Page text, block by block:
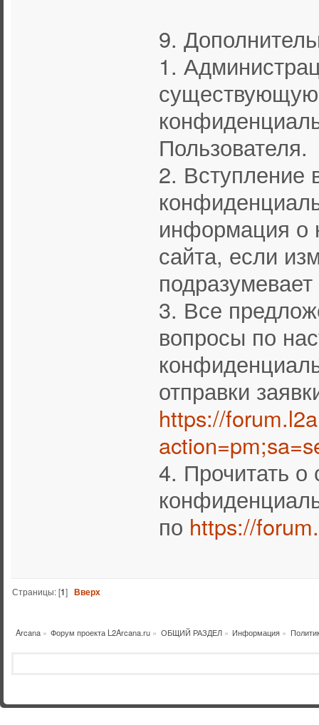
9.
1.
Пользователя.
2. Вступление
информация о
сайта, если
3. Все
вопросы по
отправки
https://
4. Прочитать
по https://
Страницы: [1]Вверх
Arcana» Форум проекта L2Arcana.ru » ОБЩИЙ РАЗДЕЛ» Информация »